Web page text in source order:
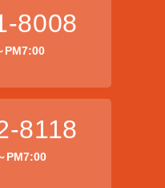
8008
PM7:00
8118
PM7:00